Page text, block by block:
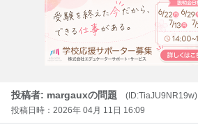
投稿者: margauxの問題
(ID:TiaJU9NR19w)
投稿日時：2026年 04月 11日 16:09